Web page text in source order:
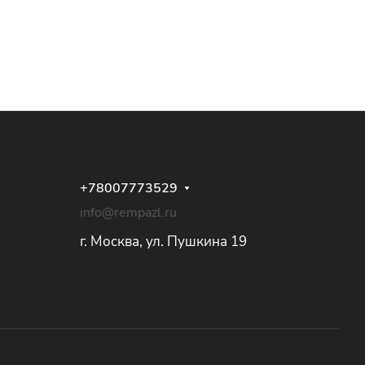
+78007773529
info@rempazl.ru
г. Москва, ул. Пушкина 19